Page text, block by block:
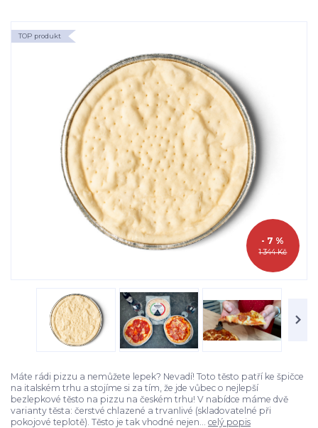
TOP produkt
1 344 Kč
- 7 %
Máte rádi pizzu a nemůžete lepek? Nevadí! Toto těsto patří ke špičce
na italském trhu a stojíme si za tím, že jde vůbec o nejlepší
bezlepkové těsto na pizzu na českém trhu! V nabídce máme dvě
varianty těsta: čerstvé chlazené a trvanlivé (skladovatelné při
pokojové teplotě). Těsto je tak vhodné nejen... celý popis